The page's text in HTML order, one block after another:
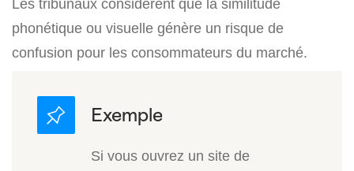
Les tribunaux considèrent que la similitude
phonétique ou visuelle génère un risque de
confusion pour les consommateurs du marché.
Si vous ouvrez un site de